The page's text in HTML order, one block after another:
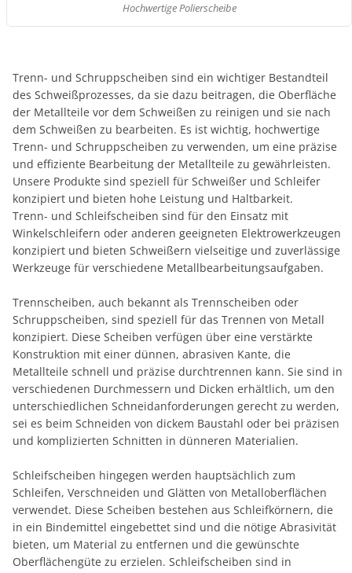
Hochwertige Polierscheibe
Trenn- und Schruppscheiben sind ein wichtiger Bestandteil
des Schweißprozesses, da sie dazu beitragen, die Oberfläche
der Metallteile vor dem Schweißen zu reinigen und sie nach
dem Schweißen zu bearbeiten. Es ist wichtig, hochwertige
Trenn- und Schruppscheiben zu verwenden, um eine präzise
und effiziente Bearbeitung der Metallteile zu gewährleisten.
Unsere Produkte sind speziell für Schweißer und Schleifer
konzipiert und bieten hohe Leistung und Haltbarkeit.
Trenn- und Schleifscheiben sind für den Einsatz mit
Winkelschleifern oder anderen geeigneten Elektrowerkzeugen
konzipiert und bieten Schweißern vielseitige und zuverlässige
Werkzeuge für verschiedene Metallbearbeitungsaufgaben.
Trennscheiben, auch bekannt als Trennscheiben oder
Schruppscheiben, sind speziell für das Trennen von Metall
konzipiert. Diese Scheiben verfügen über eine verstärkte
Konstruktion mit einer dünnen, abrasiven Kante, die
Metallteile schnell und präzise durchtrennen kann. Sie sind in
verschiedenen Durchmessern und Dicken erhältlich, um den
unterschiedlichen Schneidanforderungen gerecht zu werden,
sei es beim Schneiden von dickem Baustahl oder bei präzisen
und komplizierten Schnitten in dünneren Materialien.
Schleifscheiben hingegen werden hauptsächlich zum
Schleifen, Verschneiden und Glätten von Metalloberflächen
verwendet. Diese Scheiben bestehen aus Schleifkörnern, die
in ein Bindemittel eingebettet sind und die nötige Abrasivität
bieten, um Material zu entfernen und die gewünschte
Oberflächengüte zu erzielen. Schleifscheiben sind in